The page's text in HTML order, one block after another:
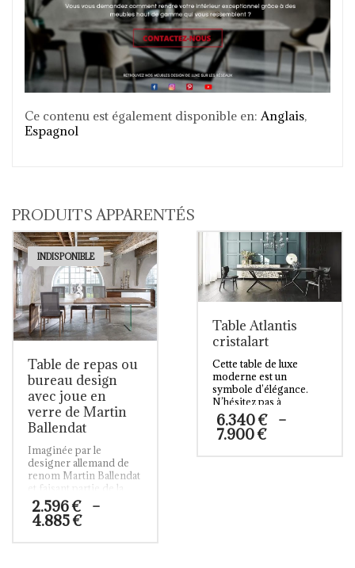
Ce contenu est également disponible en: Anglais
Espagnol
PRODUITS APPARENTÉS
INDISPONIBLE
Table de repas ou
bureau design
avec joue en
verre de Martin
Ballendat
Imaginée par le
designer allemand de
renom Martin Ballendat
et faisant partie de la
collection “Spirit”, cette
table est un élément de
mobilier polyvalent
2.596€ –
4.885€
Table Atlantis
cristalart
Cette table de luxe
moderne est un
symbole d’élégance.
N’hésitez pas à
découvrir notre gamme
de table esthétique haut
de gamme.
6.340€ –
7.900€